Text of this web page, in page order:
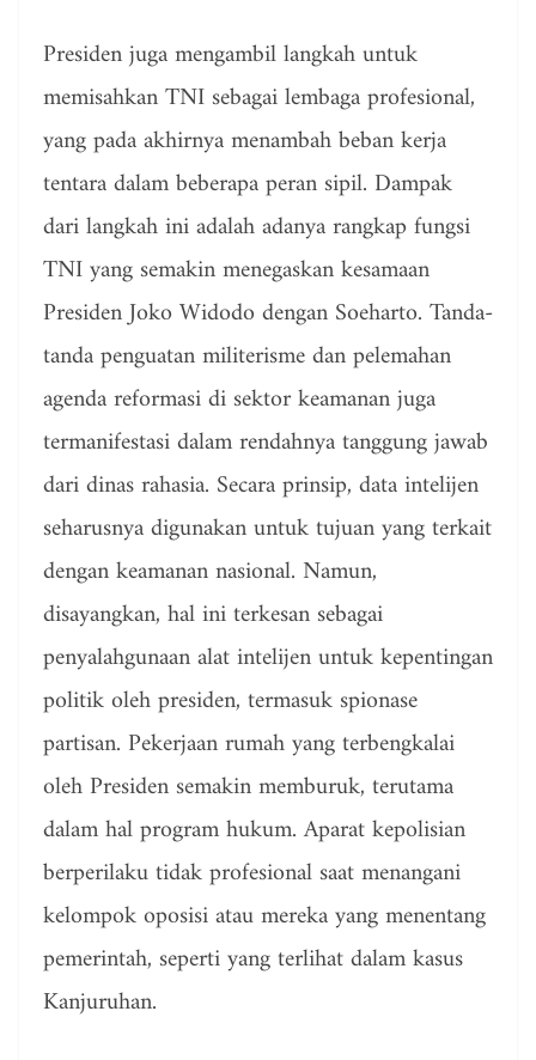
Presiden juga mengambil langkah untuk
memisahkan TNI sebagai lembaga profesional,
yang pada akhirnya menambah beban kerja
tentara dalam beberapa peran sipil. Dampak
dari langkah ini adalah adanya rangkap fungsi
TNI yang semakin menegaskan kesamaan
Presiden Joko Widodo dengan Soeharto. Tanda-
tanda penguatan militerisme dan pelemahan
agenda reformasi di sektor keamanan juga
termanifestasi dalam rendahnya tanggung jawab
dari dinas rahasia. Secara prinsip, data intelijen
seharusnya digunakan untuk tujuan yang terkait
dengan keamanan nasional. Namun,
disayangkan, hal ini terkesan sebagai
penyalahgunaan alat intelijen untuk kepentingan
politik oleh presiden, termasuk spionase
partisan. Pekerjaan rumah yang terbengkalai
oleh Presiden semakin memburuk, terutama
dalam hal program hukum. Aparat kepolisian
berperilaku tidak profesional saat menangani
kelompok oposisi atau mereka yang menentang
pemerintah, seperti yang terlihat dalam kasus
Kanjuruhan.